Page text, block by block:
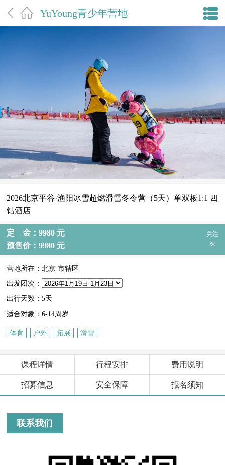
YuYoung青少年营地
2026北京平谷·渔阳冰雪超燃滑雪冬令营（5天）单双板1:1 四
钻酒店
定 金：9980 元
预售价：9980 元
关注
次
营地所在：北京 市辖区
出发团次：
出行天数：5天
适合对象：6-14周岁
体育 户外 拓展 滑雪
课程详情 行程安排 费用说明
招募信息 安全保障 报名须知
联系我们